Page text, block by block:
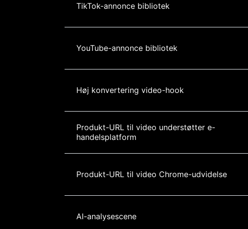
TikTok-annonce bibliotek
YouTube-annonce bibliotek
Høj konvertering video-hook
Produkt-URL til video understøtter e-
handelsplatform
Produkt-URL til video Chrome-udvidelse
AI-analysescene